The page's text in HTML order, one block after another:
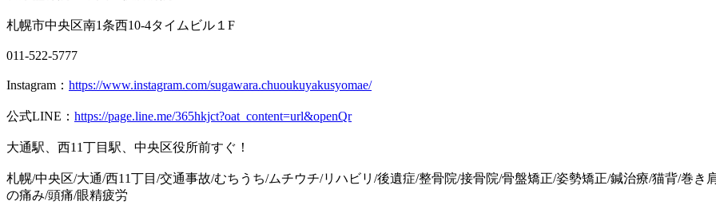
札幌市中央区南1条西10-4タイムビル１F
011-522-5777
Instagram： https://www.instagram.com/sugawara.chuoukuyakusyomae/
公式LINE： https://page.line.me/365hkjct?oat_content=url&openQr
大通駅、西11丁目駅、中央区役所前すぐ！
札幌/中央区/大通/西11丁目/交通事故/むちうち/ムチウチ/リハビリ/後遺症/整骨院/接骨院/骨盤矯正/姿勢矯正/鍼治療/猫背/巻
の痛み/頭痛/眼精疲労